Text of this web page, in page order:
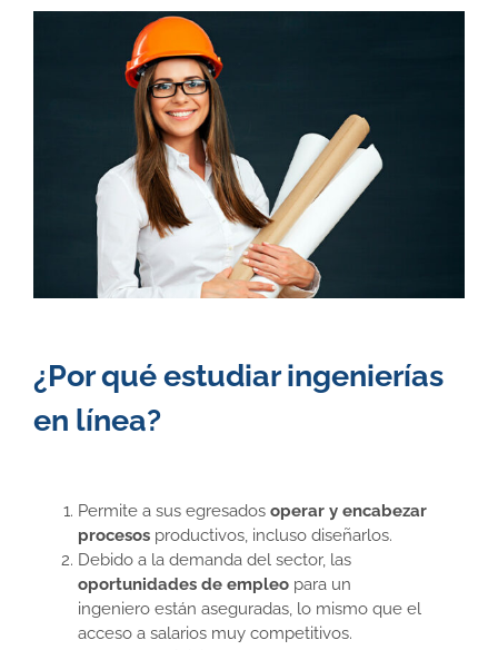
¿Por qué estudiar ingenierías
en línea?
Permite a sus egresados operar y encabezar
procesos productivos, incluso diseñarlos.
Debido a la demanda del sector, las
oportunidades de empleo para un
ingeniero están aseguradas, lo mismo que el
acceso a salarios muy competitivos.